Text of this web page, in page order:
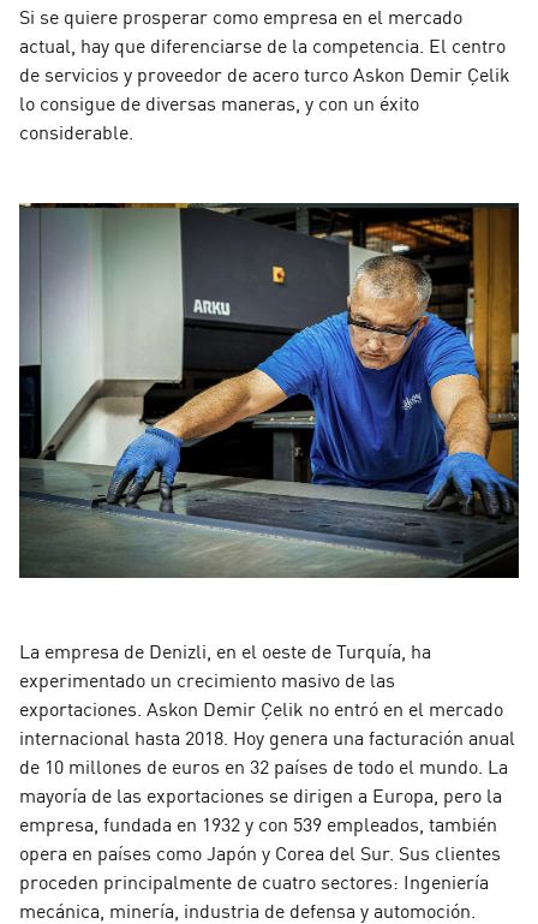
Si se quiere prosperar como empresa en el mercado
actual, hay que diferenciarse de la competencia. El centro
de servicios y proveedor de acero turco Askon Demir Çelik
lo consigue de diversas maneras, y con un éxito
considerable.
La empresa de Denizli, en el oeste de Turquía, ha
experimentado un crecimiento masivo de las
exportaciones. Askon Demir Çelik no entró en el mercado
internacional hasta 2018. Hoy genera una facturación anual
de 10 millones de euros en 32 países de todo el mundo. La
mayoría de las exportaciones se dirigen a Europa, pero la
empresa, fundada en 1932 y con 539 empleados, también
opera en países como Japón y Corea del Sur. Sus clientes
proceden principalmente de cuatro sectores: Ingeniería
mecánica, minería, industria de defensa y automoción.